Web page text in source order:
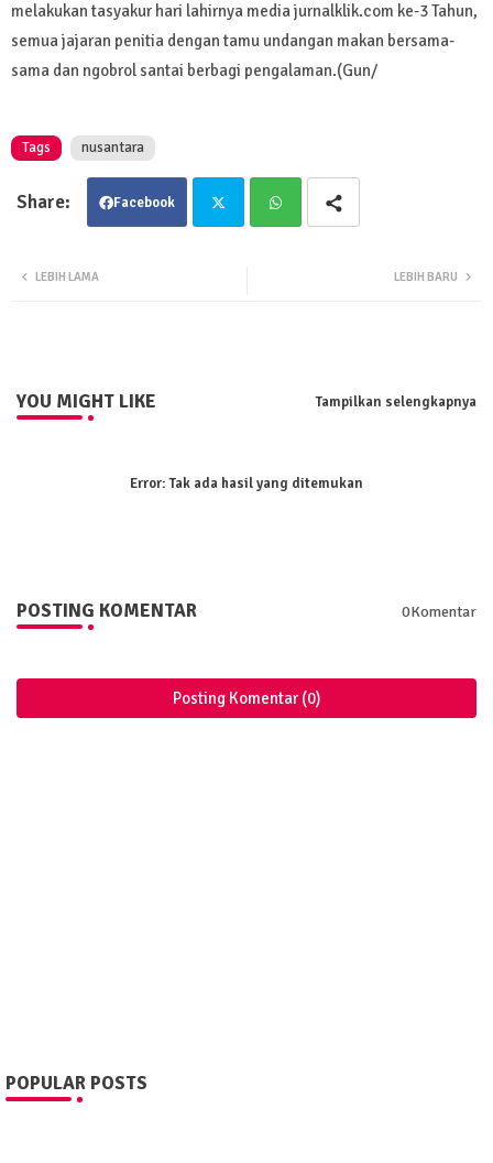
melakukan tasyakur hari lahirnya media jurnalklik.com ke-3 Tahun,
semua jajaran penitia dengan tamu undangan makan bersama-
sama dan ngobrol santai berbagi pengalaman.(Gun/
Tags nusantara
Facebook
LEBIH BARU
LEBIH LAMA
YOU MIGHT LIKE Tampilkan selengkapnya
Error:Tak ada hasil yang ditemukan
POSTING KOMENTAR 0Komentar
Posting Komentar (0)
POPULAR POSTS